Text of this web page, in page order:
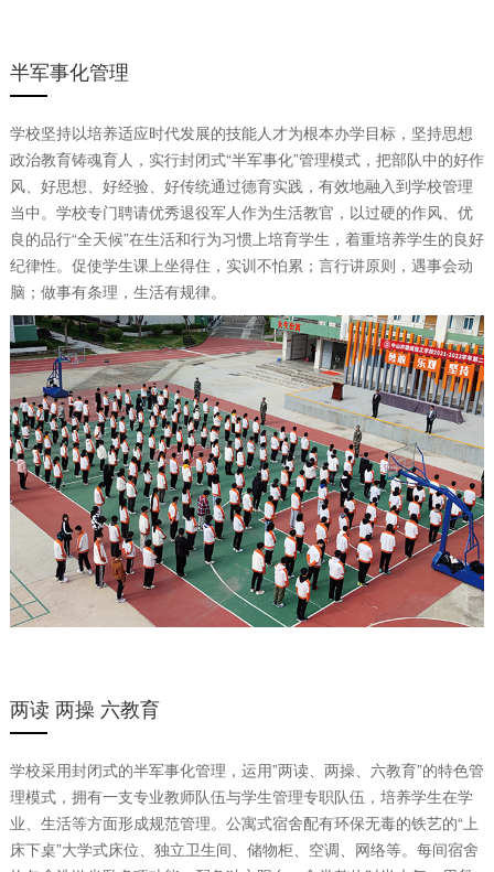
半军事化管理
学校坚持以培养适应时代发展的技能人才为根本办学目标，坚持思想
政治教育铸魂育人，实行封闭式“半军事化”管理模式，把部队中的好作
风、好思想、好经验、好传统通过德育实践，有效地融入到学校管理
当中。学校专门聘请优秀退役军人作为生活教官，以过硬的作风、优
良的品行“全天候”在生活和行为习惯上培育学生，着重培养学生的良好
纪律性。促使学生课上坐得住，实训不怕累；言行讲原则，遇事会动
脑；做事有条理，生活有规律。
两读 两操 六教育
学校采用封闭式的半军事化管理，运用”两读、两操、六教育”的特色管
理模式，拥有一支专业教师队伍与学生管理专职队伍，培养学生在学
业、生活等方面形成规范管理。公寓式宿舍配有环保无毒的铁艺的“上
床下桌”大学式床位、独立卫生间、储物柜、空调、网络等。每间宿舍